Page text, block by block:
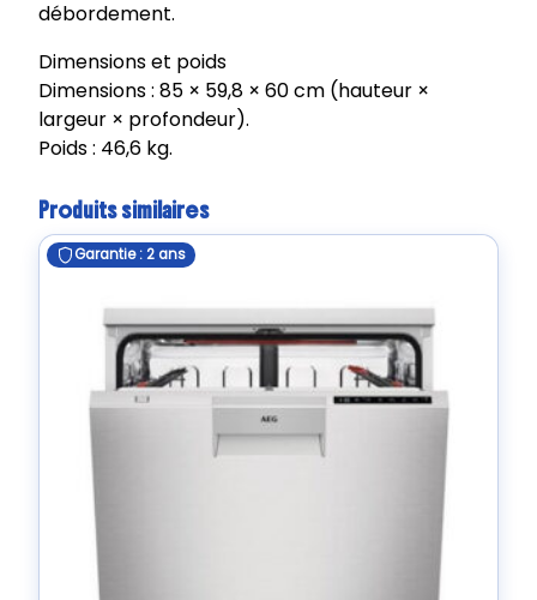
débordement.
Dimensions et poids
Dimensions : 85 × 59,8 × 60 cm (hauteur ×
largeur × profondeur).
Poids : 46,6 kg.
Produits similaires
Garantie : 2 ans